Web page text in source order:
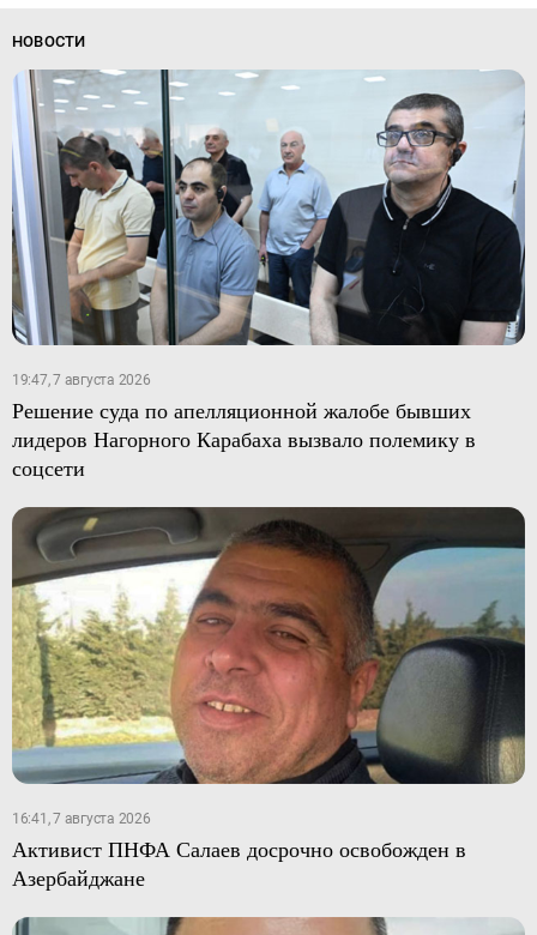
НОВОСТИ
19:47, 7 августа 2026
Решение суда по апелляционной жалобе бывших
лидеров Нагорного Карабаха вызвало полемику в
соцсети
16:41, 7 августа 2026
Активист ПНФА Салаев досрочно освобожден в
Азербайджане